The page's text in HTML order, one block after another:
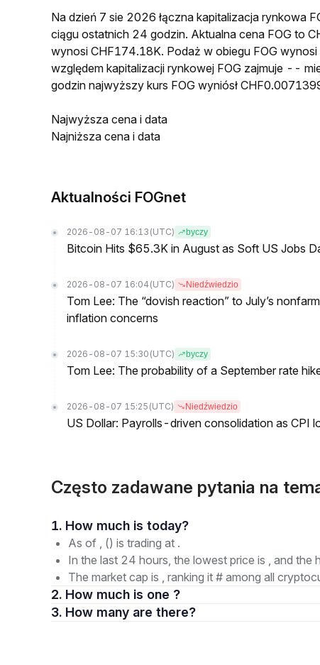
Na dzień 7 sie 2026 łączna kapitalizacja
ciągu ostatnich 24 godzin. Aktualna cena FOG to
wynosi CHF174.18K. Podaż w obiegu FOG
względem kapitalizacji rynkowej FOG zajmuje --
godzin najwyższy kurs FOG wyniósł
Najwyższa cena i data
Najniższa cena i data
Aktualności FOGnet
2026-08-07 16:13 (UTC) byczy
Bitcoin Hits $65.3K in August as Soft US Jobs
2026-08-07 16:04 (UTC) Niedźwiedzio
Tom Lee: The “dovish reaction” to July’s
inflation concerns
2026-08-07 15:30 (UTC) byczy
Tom Lee: The probability of a September rate
2026-08-07 15:25 (UTC) Niedźwiedzio
US Dollar: Payrolls-driven consolidation as CPI
Często zadawane pytania na
1. How much is today?
As of , () is trading at .
In the last 24 hours, the lowest price is , and the
The market cap is , ranking it # among all
2. How much is one ?
3. How many are there?